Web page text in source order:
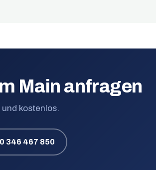
Main anfragen
kostenlos.
346 467 850